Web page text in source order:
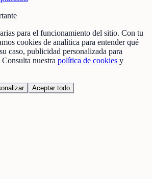
para el funcionamiento del sitio. Con tu
cookies de analítica para entender qué
caso, publicidad personalizada para
nuestra política de cookies y
Aceptar todo